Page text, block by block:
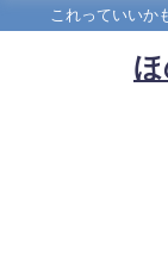
これっていいか